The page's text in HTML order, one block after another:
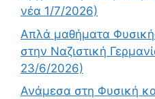
νέα 1/7/2026)
Απλά μαθήματα
στην Ναζιστική
23/6/2026)
Ανάμεσα στη Φυσική